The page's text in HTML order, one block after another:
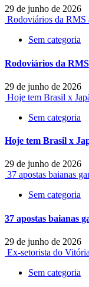
29 de junho de 2026
Rodoviários da RMS
Sem categoria
Rodoviários da
29 de junho de 2026
Hoje tem Brasil x
Sem categoria
Hoje tem Brasil x
29 de junho de 2026
37 apostas baianas
Sem categoria
37 apostas baianas
29 de junho de 2026
Ex-setorista do
Sem categoria